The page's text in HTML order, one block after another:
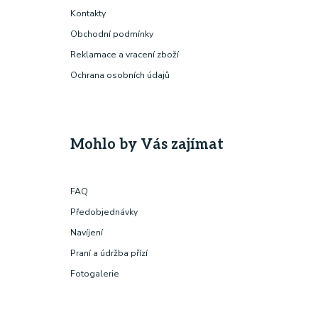
Kontakty
Obchodní podmínky
Reklamace a vracení zboží
Ochrana osobních údajů
Mohlo by Vás zajímat
FAQ
Předobjednávky
Navíjení
Praní a údržba přízí
Fotogalerie